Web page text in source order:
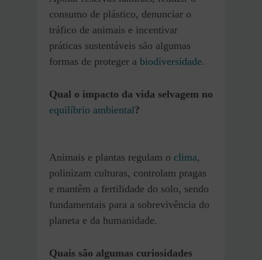
consumo de plástico, denunciar o
tráfico de animais e incentivar
práticas sustentáveis são algumas
formas de proteger a biodiversidade.
Qual o impacto da vida selvagem no
equilíbrio ambiental?
Animais e plantas regulam o clima,
polinizam culturas, controlam pragas
e mantêm a fertilidade do solo, sendo
fundamentais para a sobrevivência do
planeta e da humanidade.
Quais são algumas curiosidades